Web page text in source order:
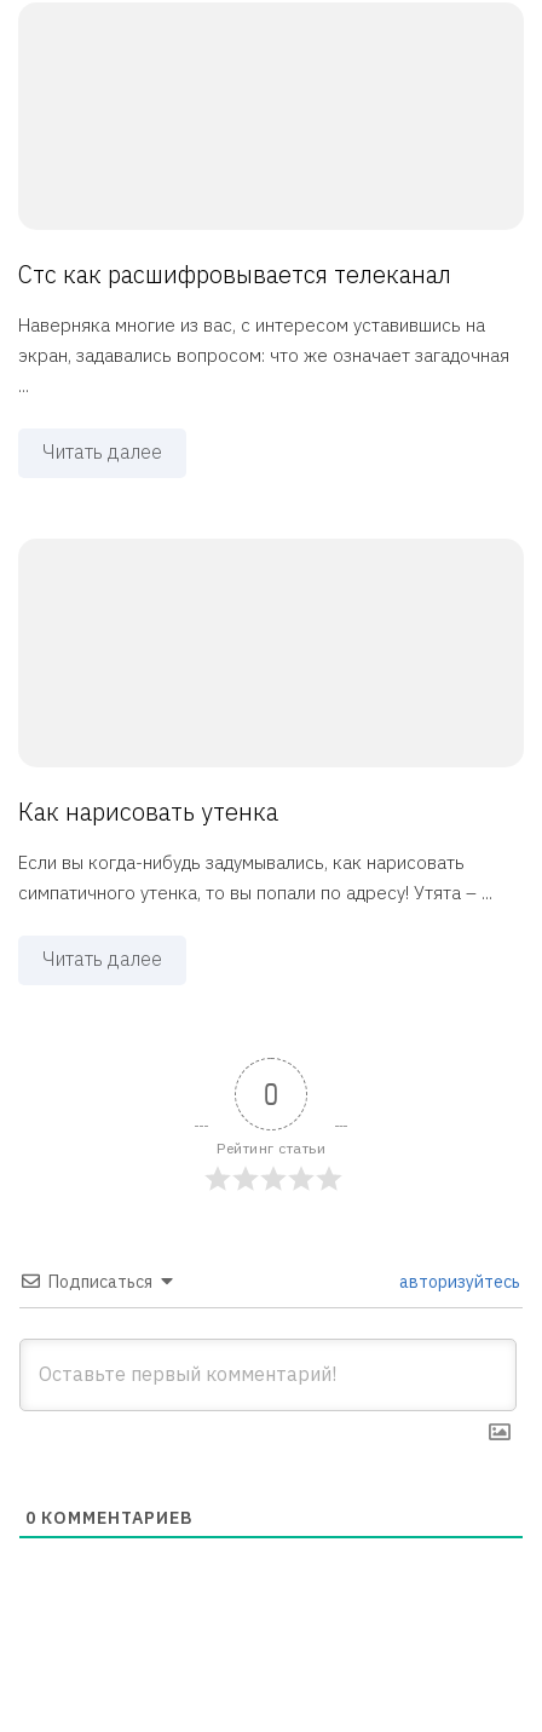
Стс как расшифровывается телеканал
Наверняка многие из вас, с интересом уставившись на
экран, задавались вопросом: что же означает загадочная
...
Читать далее
Как нарисовать утенка
Если вы когда-нибудь задумывались, как нарисовать
симпатичного утенка, то вы попали по адресу! Утята – ...
Читать далее
0
Рейтинг статьи
Подписаться авторизуйтесь
0 КОММЕНТАРИЕВ